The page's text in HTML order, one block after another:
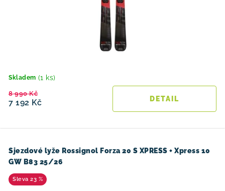
Skladem (1 ks)
7 192 Kč
8 990 Kč
Sjezdové lyže Rossignol Forza 20 S XPRESS + Xpress 10
GW B83 25/26
23 %